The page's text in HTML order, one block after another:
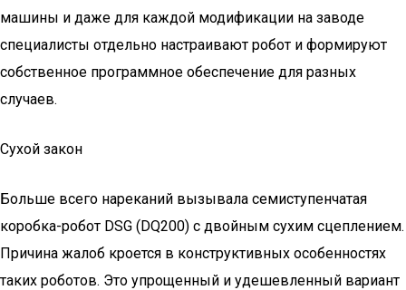
машины и даже для каждой модификации на заводе
специалисты отдельно настраивают робот и формируют
собственное программное обеспечение для разных
случаев.
Сухой закон
Больше всего нареканий вызывала семиступенчатая
коробка-робот DSG (DQ200) с двойным сухим сцеплением.
Причина жалоб кроется в конструктивных особенностях
таких роботов. Это упрощенный и удешевленный вариант